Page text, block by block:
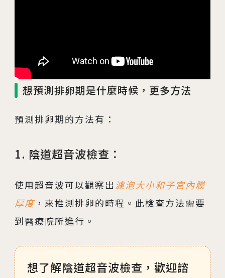
想預測排卵期是什麼時候，更多方法
預測排卵期的方法有：
1. 陰道超音波檢查：
使用超音波可以觀察出濾泡大小和子宮內膜
厚度，來推測排卵的時程。此檢查方法需要
到醫療院所進行。
想了解陰道超音波檢查，歡迎諮